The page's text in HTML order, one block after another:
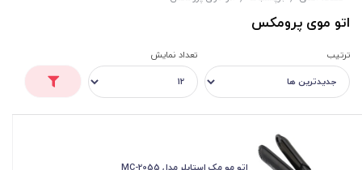
اتو موی پرومکس
ترتیب تعداد نمایش